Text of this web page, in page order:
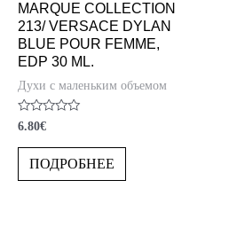
MARQUE COLLECTION
213/ VERSACE DYLAN
BLUE POUR FEMME,
EDP 30 ML.
Духи с маленьким объемом
Оценка
0
из
6.80€
ПОДРОБНЕЕ